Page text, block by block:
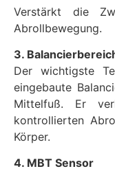
Verstärkt die
Abrollbewegung.
3.
Der wichtigste
eingebaute
Mittelfuß. Er
kontrollierten
Körper.
4. MBT Sensor